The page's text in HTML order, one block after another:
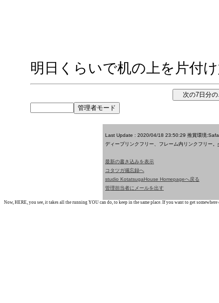
明日くらいで机の上を片付
Last Update : 2020/04/18 23:50:29 推賞環境
ディープリンクフリー、フレーム内リンクフリー。
最新の書き込みを表示
コタツガ備忘録へ
studio KotatsugaHouse Homepageへ戻る
管理担当者にメールを出す
Now, HERE, you see, it takes all the running YOU can do, to keep in the same place. If you want to get